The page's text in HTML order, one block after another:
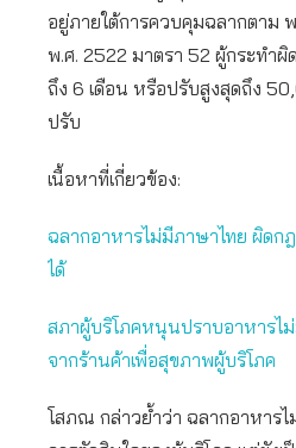
อยู่ภายใต้การควบคุมฉลากตาม
พ.ศ. 2522 มาตรา 52 ผู้กระทำผิ
ถึง 6 เดือน หรือปรับสูงสุดถึง
ปรับ
เนื้อหาที่เกี่ยวข้อง:
ฉลากอาหารไม่มีภาษาไทย ผิดก
ได้
สภาผู้บริโภคหนุนปราบอาหารไ
จากร้านค้าเพื่อสุขภาพผู้บริโภค
โสภณ กล่าวย้ำว่า ฉลากอาหารไ